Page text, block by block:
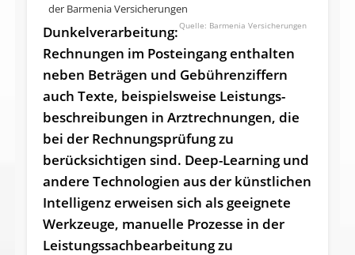
der Barmenia Versicherungen
Barmenia Versicherungen
Dunkelverarbeitung:
Rechnungen im Posteingang enthalten
neben Beträgen und Gebührenziffern
auch Texte, beispielsweise Leistungs­
beschreibungen in Arztrechnungen, die
bei der Rechnungsprüfung zu
berücksichtigen sind. Deep-Learning und
andere Technologien aus der künstlichen
Intelligenz erweisen sich als geeignete
Werkzeuge, manuelle Prozesse in der
Leistungs­sach­bearbeitung zu